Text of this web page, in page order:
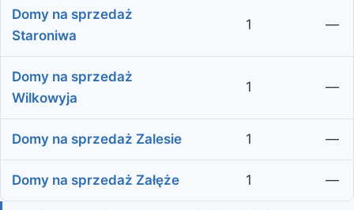
Domy na sprzedaż
Staroniwa
1 —
Domy na sprzedaż
Wilkowyja
1 —
Domy na sprzedaż Zalesie 1 —
Domy na sprzedaż Załęże 1 —